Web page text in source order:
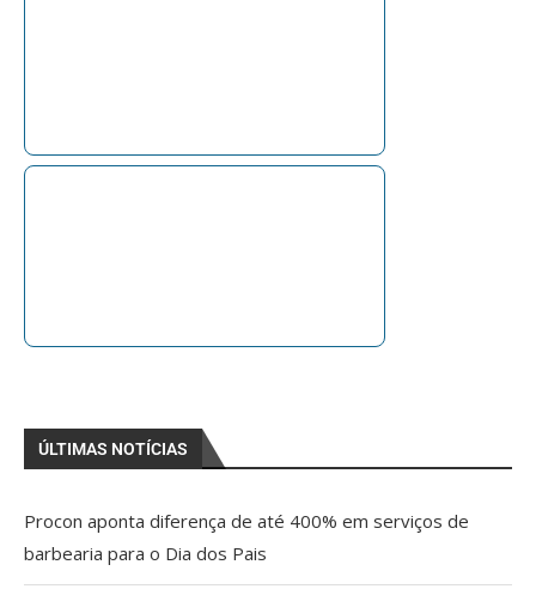
ÚLTIMAS NOTÍCIAS
Procon aponta diferença de até 400% em serviços de
barbearia para o Dia dos Pais